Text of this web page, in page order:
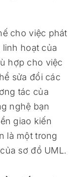
cho việc phát
hoạt của
hợp cho việc
sửa đổi các
tác của
nghệ bạn
giao kiến
là một trong
sơ đồ UML.